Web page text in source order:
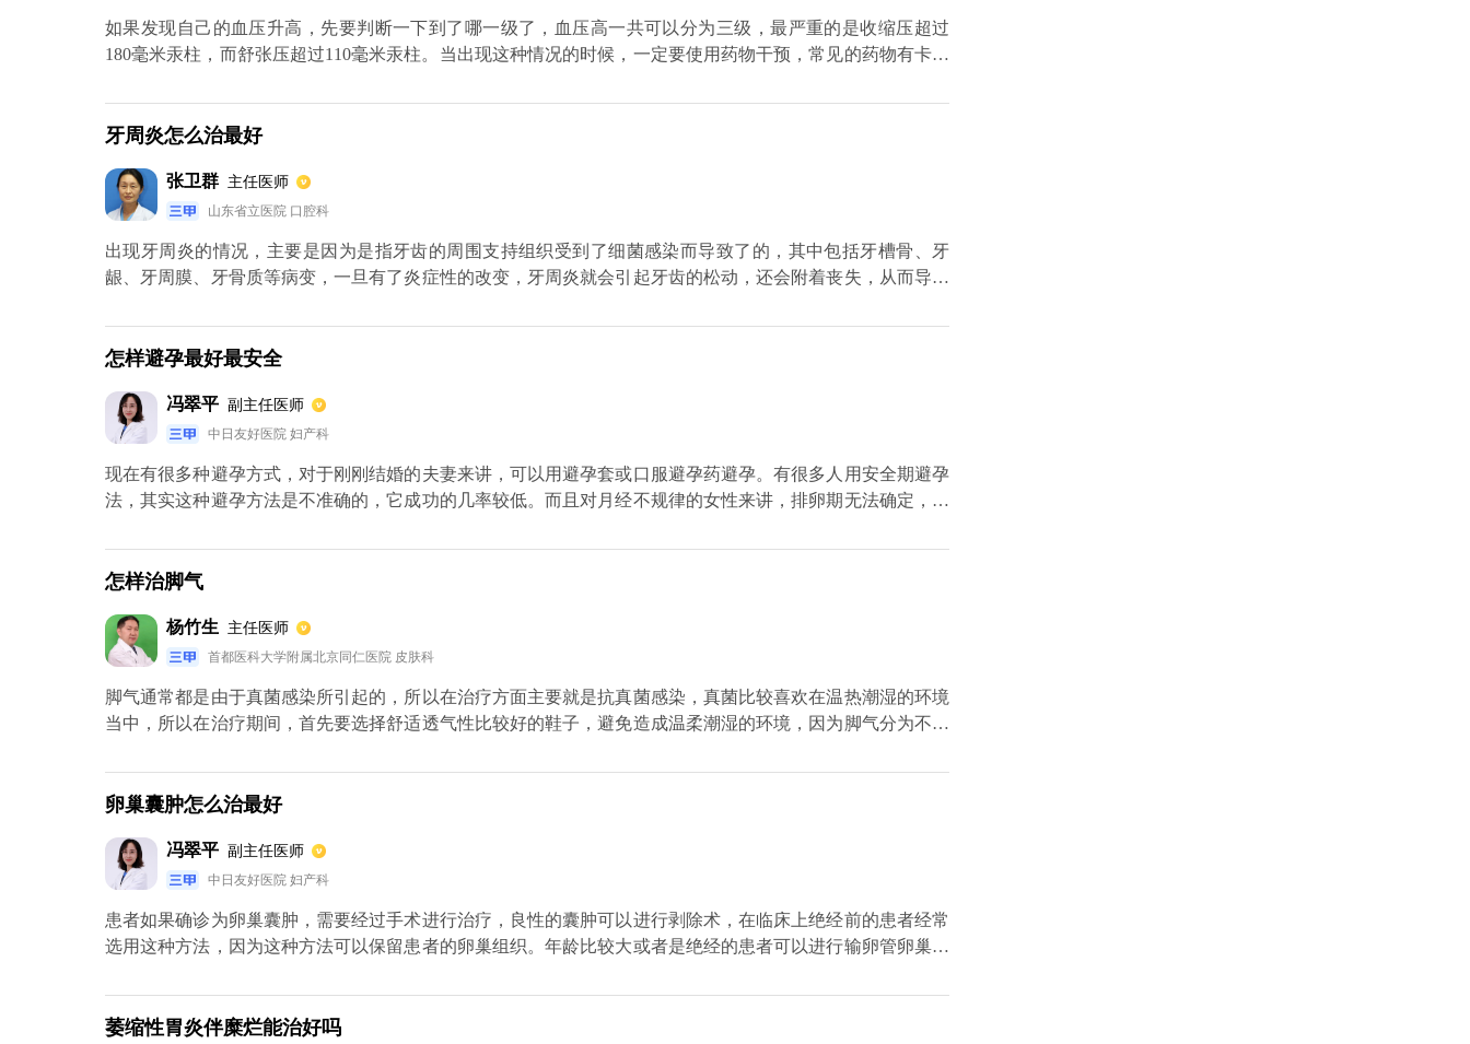
如果发现自己的血压升高，先要判断一下到了哪一级了，血压高一共可以分为三级，最严重的是收缩压超过
180毫米汞柱，而舒张压超过110毫米汞柱。当出现这种情况的时候，一定要使用药物干预，常见的药物有卡托
的食物，也不能够吃动物的肝脏、脂肪等，多吃一些水果蔬菜，可适当进行体育运动。
牙周炎怎么治最好
张卫群 主任医师
山东省立医院 口腔科
出现牙周炎的情况，主要是因为是指牙齿的周围支持组织受到了细菌感染而导致了的，其中包括牙槽骨、牙
龈、牙周膜、牙骨质等病变，一旦有了炎症性的改变，牙周炎就会引起牙齿的松动，还会附着丧失，从而导致
炎时，一定要找到病因后才能对应治疗，否则会发生牙齿脱落。最好的牙周炎治疗方法就是把菌斑去除掉，可
以使用超声龈上洁治、根面平整、龈下刮治、去除牙龈以上和其牙龈以下根面上的牙结石、细菌软垢等，牙周
怎样避孕最好最安全
冯翠平 副主任医师
中日友好医院 妇产科
现在有很多种避孕方式，对于刚刚结婚的夫妻来讲，可以用避孕套或口服避孕药避孕。有很多人用安全期避孕
法，其实这种避孕方法是不准确的，它成功的几率较低。而且对月经不规律的女性来讲，排卵期无法确定，应
宝。结扎手术也可以避孕，但对有生育需求的夫妇来讲，不适合使用结扎的方法避孕。处于更年期的妇女如果
想要避孕的话，可以用避孕栓，不要吃避孕药，因为更年期妇女卵巢功能不稳定，如果吃了避孕药会加重月经
怎样治脚气
杨竹生 主任医师
首都医科大学附属北京同仁医院 皮肤科
脚气通常都是由于真菌感染所引起的，所以在治疗方面主要就是抗真菌感染，真菌比较喜欢在温热潮湿的环境
当中，所以在治疗期间，首先要选择舒适透气性比较好的鞋子，避免造成温柔潮湿的环境，因为脚气分为不同
卵巢囊肿怎么治最好
冯翠平 副主任医师
中日友好医院 妇产科
患者如果确诊为卵巢囊肿，需要经过手术进行治疗，良性的囊肿可以进行剥除术，在临床上绝经前的患者经常
选用这种方法，因为这种方法可以保留患者的卵巢组织。年龄比较大或者是绝经的患者可以进行输卵管卵巢切
需要在宫腔内使用药物进行化疗。
萎缩性胃炎伴糜烂能治好吗